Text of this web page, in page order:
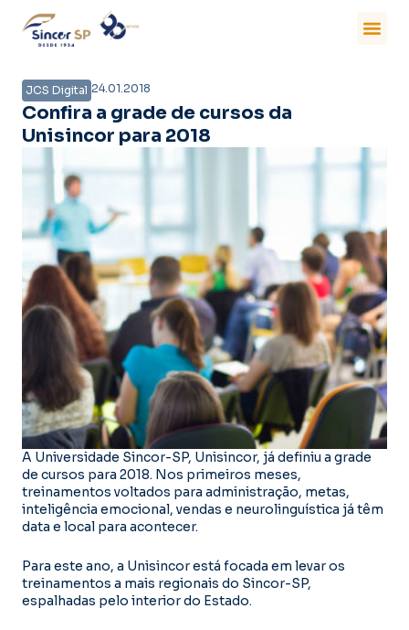
JCS Digital 24.01.2018
Confira a grade de cursos da
Unisincor para 2018
A Universidade Sincor-SP, Unisincor, já definiu a grade
de cursos para 2018. Nos primeiros meses,
treinamentos voltados para administração, metas,
inteligência emocional, vendas e neurolinguística já têm
data e local para acontecer.
Para este ano, a Unisincor está focada em levar os
treinamentos a mais regionais do Sincor-SP,
espalhadas pelo interior do Estado.